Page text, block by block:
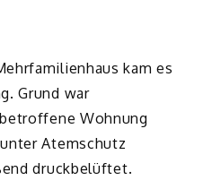
kam es
Grund war
Wohnung
Atemschutz
druckbelüftet.